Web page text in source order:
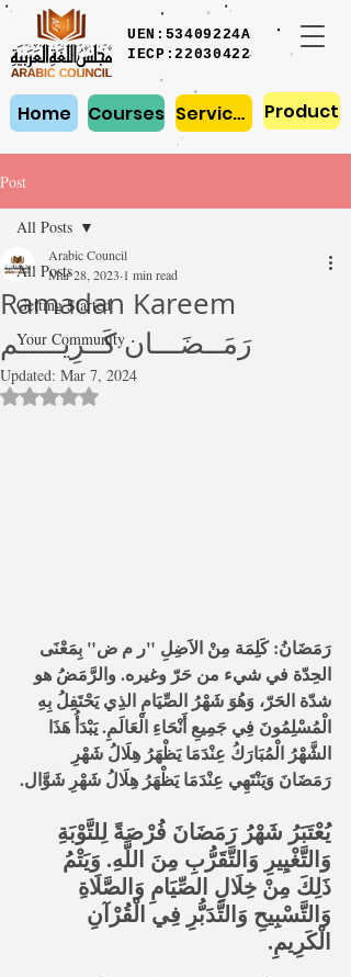
Home Courses Services Product
UEN:53409224A
IECP:22030422
Post
All Posts
Getting Started
Your Community
All Posts
Ramadan Kareem
رَمَــضَـــان كَــرِيـــــم
Arabic Council
Mar 28, 2023 1 min read
Updated: Mar 7, 2024
Rated NaN out of 5 stars.
رَمَضَانُ: كَلِمَة مِنْ الاَضِلِ "ر م ض" بِمَعْنَى
الحِدّة في شيء من حَرّ وغيره. والرَّمَضُ هو
شدّة الحَرّ، وَهُوَ شَهْرُ الصِّيَامِ الذِي يَحْتَفِلُ بِهِ
الْمُسْلِمُونَ فِي جَمِيعِ أَنْحَاءِ الْعَالَمِ. يَبْدَأُ هَذَا
الشَّهْرُ الْمُبَارَكُ عِنْدَمَا يَظْهَرُ هِلَالُ شَهْرِ
رَمَضَانَ وَيَنْتَهِي عِنْدَمَا يَظْهَرُ هِلَالُ شَهْرِ شَوَّال.
يُعْتَبَرُ شَهْرُ رَمَضَانَ فُرْصَةً لِلتَّوْبَةِ
وَالتَّغْيِيرِ وَالتَّقَرُّبِ مِنَ اللَّهِ. وَيَتْمُ
ذَلِكَ مِنْ خِلَالِ الصِّيَامِ وَالصَّلَاةِ
وَالتَّسْبِيحِ وَالتَّدَبُّرِ فِي الْقُرْآنِ
الْكَرِيمِ.